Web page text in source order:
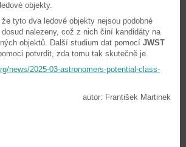
objekty.
tyto dva ledové objekty nejsou podobné
nalezeny, což z nich činí kandidáty na
objektů. Další studium dat pomocí JWST
potvrdit, zda tomu tak skutečně je.
news/2025-03-astronomers-potential-class-
autor: František Martinek